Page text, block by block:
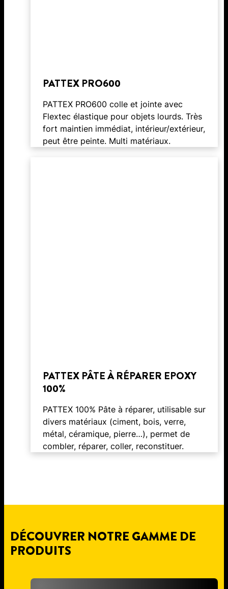
PATTEX PRO600
PATTEX PRO600 colle et jointe avec
Flextec élastique pour objets lourds. Très
fort maintien immédiat, intérieur/extérieur,
peut être peinte. Multi matériaux.
PATTEX PÂTE À RÉPARER EPOXY
100%
PATTEX 100% Pâte à réparer, utilisable sur
divers matériaux (ciment, bois, verre,
métal, céramique, pierre…), permet de
combler, réparer, coller, reconstituer.
DÉCOUVRER NOTRE GAMME DE
PRODUITS